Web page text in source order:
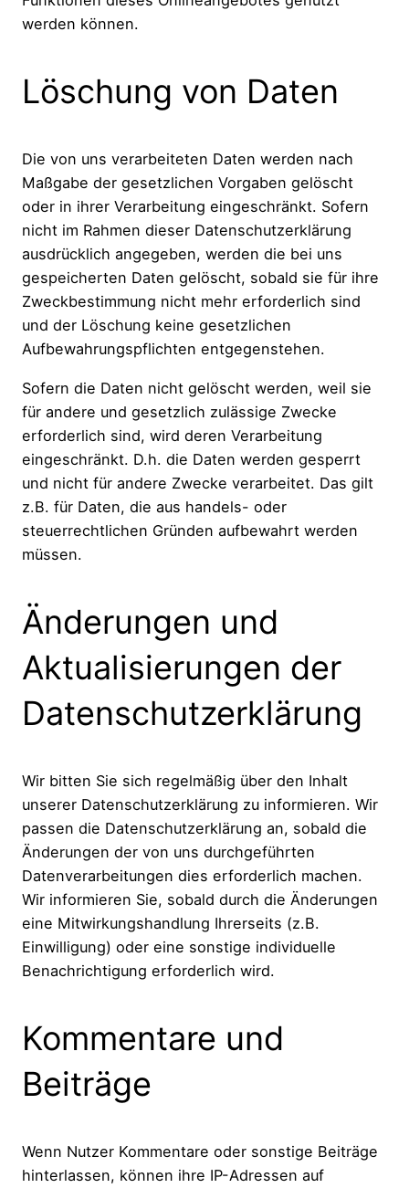
werden können.
Löschung von Daten
Die von uns verarbeiteten Daten werden nach
Maßgabe der gesetzlichen Vorgaben gelöscht
oder in ihrer Verarbeitung eingeschränkt. Sofern
nicht im Rahmen dieser Datenschutzerklärung
ausdrücklich angegeben, werden die bei uns
gespeicherten Daten gelöscht, sobald sie für ihre
Zweckbestimmung nicht mehr erforderlich sind
und der Löschung keine gesetzlichen
Aufbewahrungspflichten entgegenstehen.
Sofern die Daten nicht gelöscht werden, weil sie
für andere und gesetzlich zulässige Zwecke
erforderlich sind, wird deren Verarbeitung
eingeschränkt. D.h. die Daten werden gesperrt
und nicht für andere Zwecke verarbeitet. Das gilt
z.B. für Daten, die aus handels- oder
steuerrechtlichen Gründen aufbewahrt werden
müssen.
Änderungen und
Aktualisierungen der
Datenschutzerklärung
Wir bitten Sie sich regelmäßig über den Inhalt
unserer Datenschutzerklärung zu informieren. Wir
passen die Datenschutzerklärung an, sobald die
Änderungen der von uns durchgeführten
Datenverarbeitungen dies erforderlich machen.
Wir informieren Sie, sobald durch die Änderungen
eine Mitwirkungshandlung Ihrerseits (z.B.
Einwilligung) oder eine sonstige individuelle
Benachrichtigung erforderlich wird.
Kommentare und
Beiträge
Wenn Nutzer Kommentare oder sonstige Beiträge
hinterlassen, können ihre IP-Adressen auf